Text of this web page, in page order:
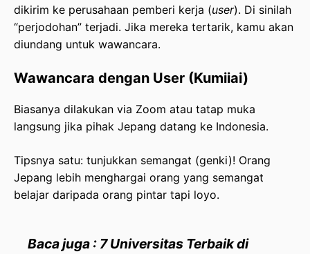
dikirim ke perusahaan pemberi kerja (user). Di sinilah
“perjodohan” terjadi. Jika mereka tertarik, kamu akan
diundang untuk wawancara.
Wawancara dengan User (Kumiiai)
Biasanya dilakukan via Zoom atau tatap muka
langsung jika pihak Jepang datang ke Indonesia.
Tipsnya satu: tunjukkan semangat (genki)! Orang
Jepang lebih menghargai orang yang semangat
belajar daripada orang pintar tapi loyo.
Baca juga : 7 Universitas Terbaik di